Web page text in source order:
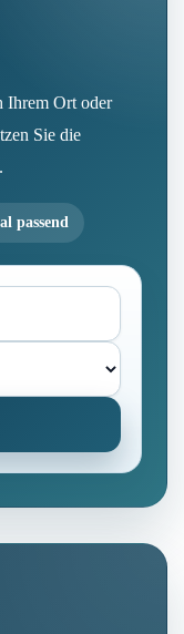
Ihrem Ort oder
Sie die
passend